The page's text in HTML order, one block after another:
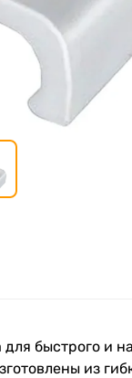
быстрого и
из